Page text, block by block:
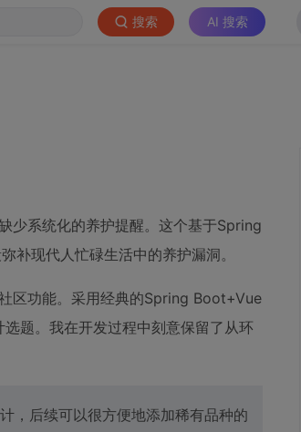
搜索 AI 搜索
少系统化的养护提醒。这个基于Spring
现代人忙碌生活中的养护漏洞。
区功能。采用经典的Spring Boot+Vue
题。我在开发过程中刻意保留了从环
，后续可以很方便地添加稀有品种的